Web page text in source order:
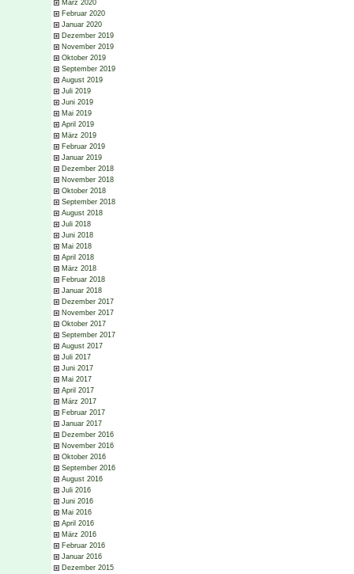
März 2020
Februar 2020
Januar 2020
Dezember 2019
November 2019
Oktober 2019
September 2019
August 2019
Juli 2019
Juni 2019
Mai 2019
April 2019
März 2019
Februar 2019
Januar 2019
Dezember 2018
November 2018
Oktober 2018
September 2018
August 2018
Juli 2018
Juni 2018
Mai 2018
April 2018
März 2018
Februar 2018
Januar 2018
Dezember 2017
November 2017
Oktober 2017
September 2017
August 2017
Juli 2017
Juni 2017
Mai 2017
April 2017
März 2017
Februar 2017
Januar 2017
Dezember 2016
November 2016
Oktober 2016
September 2016
August 2016
Juli 2016
Juni 2016
Mai 2016
April 2016
März 2016
Februar 2016
Januar 2016
Dezember 2015